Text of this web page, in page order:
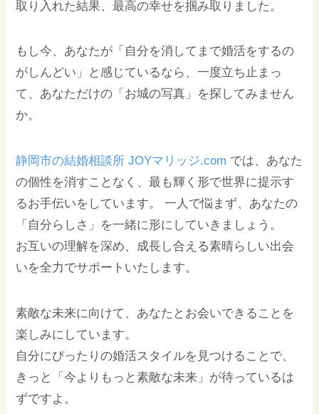
取り入れた結果、最高の幸せを掴み取りました。
もし今、あなたが「自分を消してまで婚活をするの
がしんどい」と感じているなら、一度立ち止まっ
て、あなただけの「お城の写真」を探してみません
か。
静岡市の結婚相談所 JOYマリッジ.com では、あなた
の個性を消すことなく、最も輝く形で世界に提示す
るお手伝いをしています。 一人で悩まず、あなたの
「自分らしさ」を一緒に形にしていきましょう。
お互いの理解を深め、成長し合える素晴らしい出会
いを全力でサポートいたします。
素敵な未来に向けて、あなたとお会いできることを
楽しみにしています。
自分にぴったりの婚活スタイルを見つけることで、
きっと「今よりもっと素敵な未来」が待っているは
ずですよ。